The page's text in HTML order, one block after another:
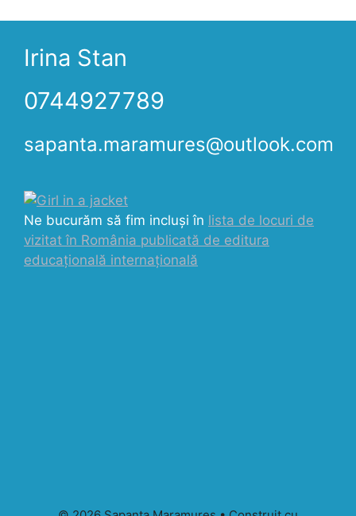
Irina Stan
0744927789
sapanta.maramures@outlook.com
Ne bucurăm să fim incluși în lista de locuri de
vizitat în România publicată de editura
educațională internațională